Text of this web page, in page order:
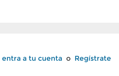
entra a tu cuenta o Regístrate